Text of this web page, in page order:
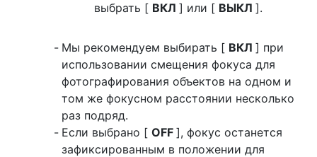
выбрать [ ВКЛ ] или [ ВЫКЛ ].
Мы рекомендуем выбирать [ ВКЛ ] при
использовании смещения фокуса для
фотографирования объектов на одном и
том же фокусном расстоянии несколько
раз подряд.
Если выбрано [ OFF ], фокус останется
зафиксированным в положении для